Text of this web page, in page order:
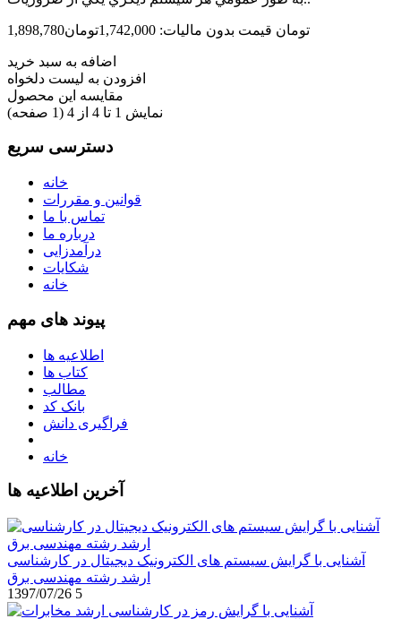
1,898,780تومان قیمت بدون مالیات: 1,742,000تومان
اضافه به سبد خرید
افزودن به لیست دلخواه
مقایسه این محصول
نمایش 1 تا 4 از 4 (1 صفحه)
دسترسی سریع
خانه
قوانین و مقررات
تماس با ما
درباره ما
درآمدزایی
شکایات
خانه
پیوند های مهم
اطلاعیه ها
کتاب ها
مطالب
بانک کد
فراگیری دانش
خانه
آخرین اطلاعیه ها
آشنایی با گرایش سیستم های الکترونیک دیجیتال در کارشناسی
ارشد رشته مهندسی برق
1397/07/26 5